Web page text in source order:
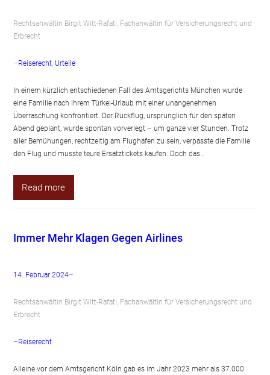
Rechtsanwältin Birgit Witt-Rafati, Fachanwältin für Versicherungsrecht und
Erbrecht
–Reiserecht, Urteile
In einem kürzlich entschiedenen Fall des Amtsgerichts München wurde
eine Familie nach ihrem Türkei-Urlaub mit einer unangenehmen
Überraschung konfrontiert. Der Rückflug, ursprünglich für den späten
Abend geplant, wurde spontan vorverlegt – um ganze vier Stunden. Trotz
aller Bemühungen, rechtzeitig am Flughafen zu sein, verpasste die Familie
den Flug und musste teure Ersatztickets kaufen. Doch das…
Read more
Immer Mehr Klagen Gegen Airlines
14. Februar 2024–
Rechtsanwältin Birgit Witt-Rafati, Fachanwältin für Versicherungsrecht und
Erbrecht
–Reiserecht
Alleine vor dem Amtsgericht Köln gab es im Jahr 2023 mehr als 37.000